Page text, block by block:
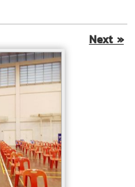
Next »